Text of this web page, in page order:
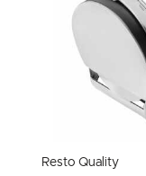
Resto Quality